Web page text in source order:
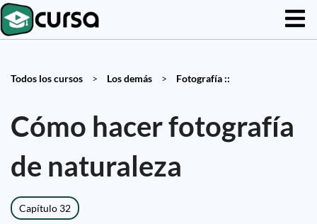
Todos los cursos > Los demás > Fotografía ::
Cómo hacer fotografía
de naturaleza
Capítulo 32